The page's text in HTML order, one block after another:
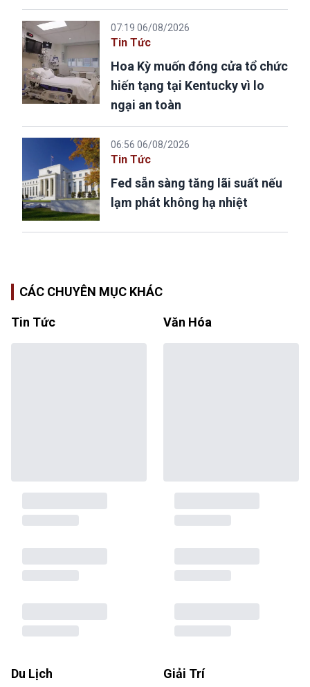
07:19 06/08/2026
Tin Tức
Hoa Kỳ muốn đóng cửa tổ chức
hiến tạng tại Kentucky vì lo
ngại an toàn
06:56 06/08/2026
Tin Tức
Fed sẵn sàng tăng lãi suất nếu
lạm phát không hạ nhiệt
CÁC CHUYÊN MỤC KHÁC
Tin Tức Văn Hóa
Du Lịch Giải Trí